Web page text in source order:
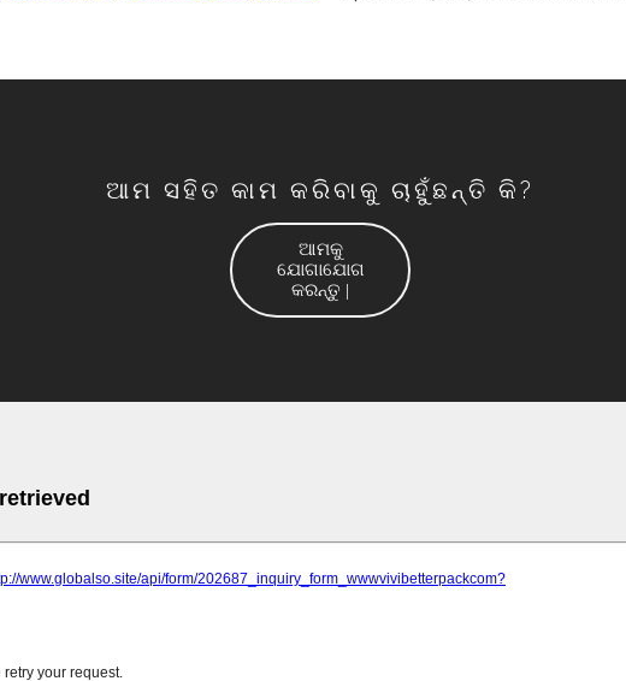
ଆମ ସହିତ କାମ କରିବାକୁ ଚାହୁଁଛନ୍ତି କି?
ଆମକୁ
ଯୋଗାଯୋଗ
କରନ୍ତୁ |